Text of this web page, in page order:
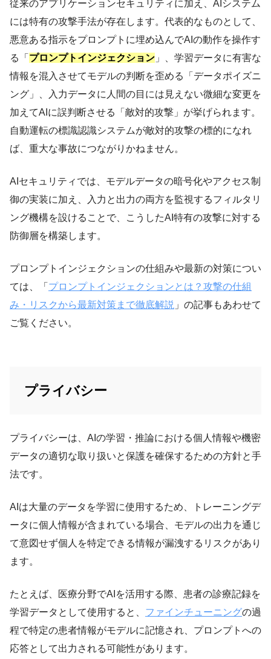
従来のアプリケーションセキュリティに加え、AIシステム
には特有の攻撃手法が存在します。代表的なものとして、
悪意ある指示をプロンプトに埋め込んでAIの動作を操作す
る「 プロンプトインジェクション 」、学習データに有害な
情報を混入させてモデルの判断を歪める「データポイズニ
ング」、入力データに人間の目には見えない微細な変更を
加えてAIに誤判断させる「敵対的攻撃」が挙げられます。
自動運転の標識認識システムが敵対的攻撃の標的になれ
ば、重大な事故につながりかねません。
AIセキュリティでは、モデルデータの暗号化やアクセス制
御の実装に加え、入力と出力の両方を監視するフィルタリ
ング機構を設けることで、こうしたAI特有の攻撃に対する
防御層を構築します。
プロンプトインジェクションの仕組みや最新の対策につい
ては、「 プロンプトインジェクションとは？攻撃の仕組
み・リスクから最新対策まで徹底解説 」の記事もあわせて
ご覧ください。
プライバシー
プライバシーは、AIの学習・推論における個人情報や機密
データの適切な取り扱いと保護を確保するための方針と手
法です。
AIは大量のデータを学習に使用するため、トレーニングデ
ータに個人情報が含まれている場合、モデルの出力を通じ
て意図せず個人を特定できる情報が漏洩するリスクがあり
ます。
たとえば、医療分野でAIを活用する際、患者の診療記録を
学習データとして使用すると、 ファインチューニングの過
程で特定の患者情報がモデルに記憶され、プロンプトへの
応答として出力される可能性があります。